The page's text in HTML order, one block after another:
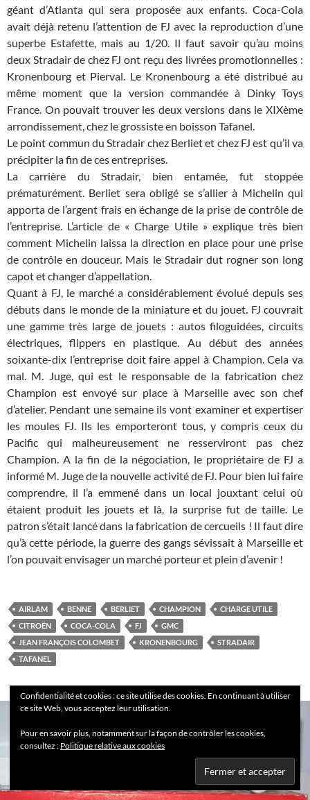
géant d’Atlanta qui sera proposée aux enfants. Coca-Cola
avait déjà retenu l’attention de FJ avec la reproduction d’une
superbe Estafette, mais au 1/20. Il faut savoir qu’au moins
deux Stradair de chez FJ ont reçu des livrées promotionnelles :
Kronenbourg et Pierval. Le Kronenbourg a été distribué au
même moment que la version commandée à Dinky Toys
France. On pouvait trouver les deux versions dans le XIXème
arrondissement, chez le grossiste en boisson Tafanel.
Le point commun du Stradair chez Berliet et chez FJ est qu’il va
précipiter la fin de ces entreprises.
La carrière du Stradair, bien entamée, fut stoppée
prématurément. Berliet sera obligé se s’allier à Michelin qui
apporta de l’argent frais en échange de la prise de contrôle de
l’entreprise. L’article de « Charge Utile » explique très bien
comment Michelin laissa la direction en place pour une prise
de contrôle en douceur. Mais le Stradair dut rogner son long
capot et changer d’appellation.
Quant à FJ, le marché a considérablement évolué depuis ses
débuts dans le monde de la miniature et du jouet. FJ couvrait
une gamme très large de jouets : autos filoguidées, circuits
électriques, flippers en plastique. Au début des années
soixante-dix l’entreprise doit faire appel à Champion. Cela va
mal. M. Juge, qui est le responsable de la fabrication chez
Champion est envoyé sur place à Marseille avec son chef
d’atelier. Pendant une semaine ils vont examiner et expertiser
les moules FJ. Ils les emporteront tous, y compris ceux du
Pacific qui malheureusement ne resserviront pas chez
Champion. A la fin de la négociation, le propriétaire de FJ a
informé M. Juge de la nouvelle activité de FJ. Pour bien lui faire
comprendre, il l’a emmené dans un local jouxtant celui où
étaient produit les jouets et là, la surprise fut de taille. Le
patron s’était lancé dans la fabrication de cercueils ! Il faut dire
qu’à cette période, la guerre des gangs sévissait à Marseille et
l’on pouvait envisager un marché porteur et plein d’avenir !
AIRLAM BENNE BERLIET CHAMPION
CHARGE UTILE
CITROËN
COCA-COLA FJ
GMC
JEAN FRANÇOIS COLOMBET
KRONENBOURG
STRADAIR
TAFANEL
Confidentialité et cookies : ce site utilise des cookies. En continuant à utiliser
ce site Web, vous acceptez leur utilisation.
Pour en savoir plus, notamment sur la façon de contrôler les cookies,
consultez : Politique relative aux cookies